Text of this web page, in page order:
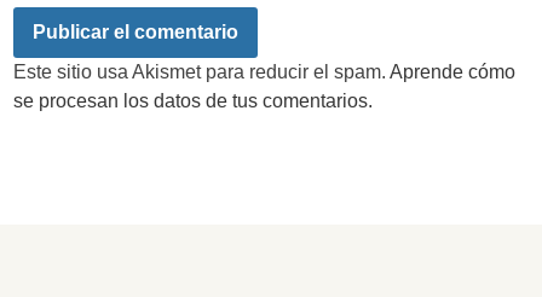
Este sitio usa Akismet para reducir el spam.Aprende cómo
se procesan los datos de tus comentarios.